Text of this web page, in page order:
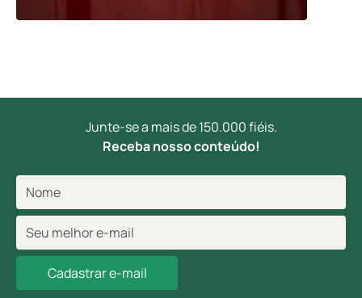
Junte-se a mais de 150.000 fiéis.
Receba nosso conteúdo!
Cadastrar e-mail